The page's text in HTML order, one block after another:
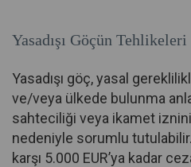
Yasadışı Göçün Tehlikeleri
Yasadışı göç, yasal
ve/veya ülkede bulunma
sahteciliği veya ikamet
nedeniyle sorumlu
karşı 5.000 EUR’ya kadar